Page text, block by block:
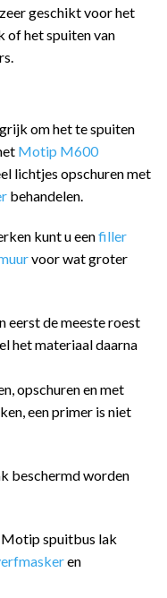
geschikt voor het
of het spuiten van
om het te spuiten
Motip M600
lichtjes opschuren met
behandelen.
kunt u eenfiller
voor wat groter
eerst de meeste roest
het materiaal daarna
opschuren en met
een primer is niet
beschermd worden
Motip spuitbus lak
en